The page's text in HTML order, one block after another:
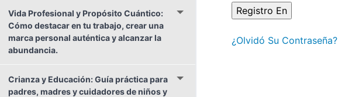
Vida Profesional y Propósito Cuántico:
Cómo destacar en tu trabajo, crear una
marca personal auténtica y alcanzar la
abundancia.
Crianza y Educación: Guía práctica para
padres, madres y cuidadores de niños y
¿Olvidó Su Contraseña?